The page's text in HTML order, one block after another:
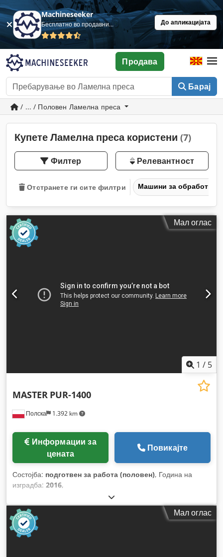
Machineseeker
Бесплатно во продавница До апликацијата
Барај
Продава
/ ... / Половен Ламелна преса
Купете Ламелна преса користени (7)
Филтер Релевантност
Отстранете ги сите филтри Машини за обработка
Мал оглас
1 / 5
Полска 1.392 km
MASTER PUR-1400
цената
Повикајте
Состојба: подготвен за работа (половен), Година на
изградба: 2016,
Мал оглас